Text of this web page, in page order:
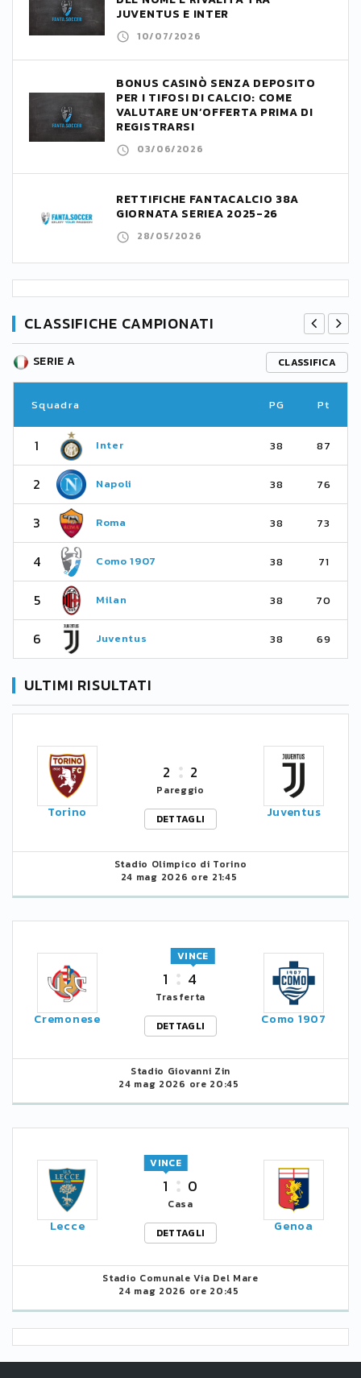
JUVENTUS E INTER
10/07/2026
BONUS CASINÒ SENZA DEPOSITO
PER I TIFOSI DI CALCIO: COME
VALUTARE UN’OFFERTA PRIMA DI
REGISTRARSI
03/06/2026
RETTIFICHE FANTACALCIO 38A
GIORNATA SERIEA 2025-26
28/05/2026
CLASSIFICHE CAMPIONATI
SERIE A CLASSIFICA
Squadra PG Pt
1 Inter 38 87
2 Napoli 38 76
3 Roma 38 73
4 Como 1907 38 71
5 Milan 38 70
6 Juventus 38 69
ULTIMI RISULTATI
Torino
2 2
Pareggio
DETTAGLI
Juventus
Stadio Olimpico di Torino
24 mag 2026 ore 21:45
Cremonese
1 4
VINCE
Trasferta
DETTAGLI
Como 1907
Stadio Giovanni Zin
24 mag 2026 ore 20:45
Lecce
1
VINCE
0
Casa
DETTAGLI
Genoa
Stadio Comunale Via Del Mare
24 mag 2026 ore 20:45